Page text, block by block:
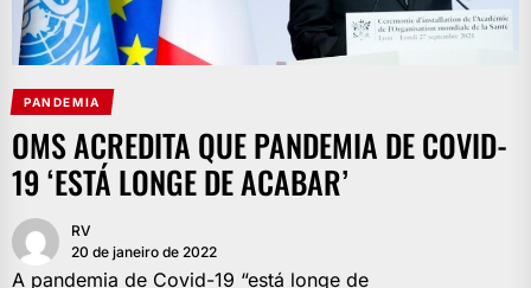
PANDEMIA
OMS ACREDITA QUE PANDEMIA DE COVID-
19 ‘ESTÁ LONGE DE ACABAR’
RV
20 de janeiro de 2022
A pandemia de Covid-19 “está longe de